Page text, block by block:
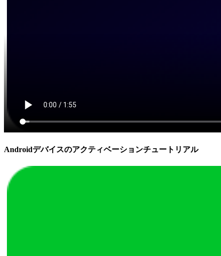
Androidデバイスのアクティベーションチュートリアル